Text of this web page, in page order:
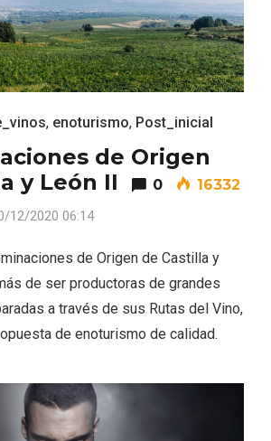
, enoturismo, Post_inicial
de Origen
y León II
0 16332
12/2020 06:14
de Origen de Castilla y
de ser productoras de grandes
a través de sus Rutas del Vino,
de enoturismo de calidad.
pueblo oculto de la Sierra